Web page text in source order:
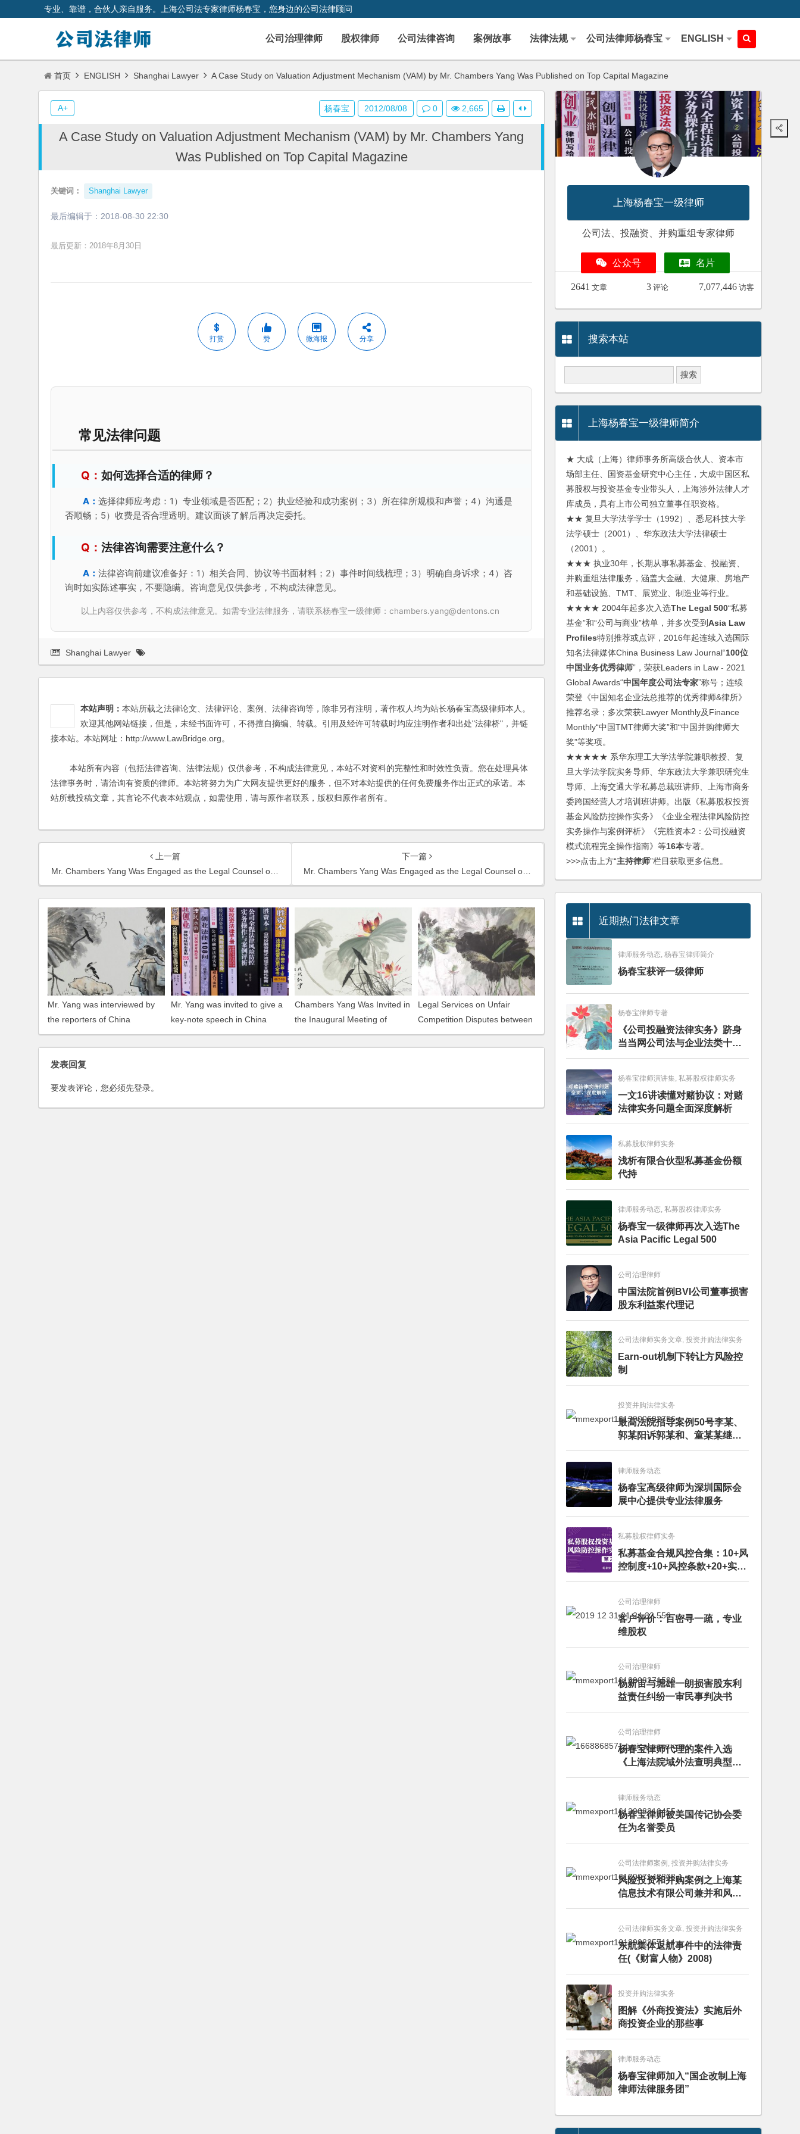
专业、靠谱，合伙人亲自服务。上海公司法专家律师杨春宝，您身边的公司法律顾问
公司治理律师 股权律师 公司法律咨询 案例故事 法律法规 公司法律师杨春宝 ENGLISH
首页 ENGLISH Shanghai Lawyer A Case Study on Valuation Adjustment Mechanism (VAM) by Mr. Chambers Yang Was Published on Top Capital Magazine
A Case Study on Valuation Adjustment Mechanism (VAM) by Mr. Chambers Yang
Was Published on Top Capital Magazine
关键词： Shanghai Lawyer
最后编辑于： 2018-08-30 22:30
最后更新：2018年8月30日
打赏 赞 微海报 分享
常见法律问题
如何选择合适的律师？
选择律师应考虑：1）专业领域是否匹配；2）执业经验和成功案例；3）所在律所规模和声誉；4）沟通是
否顺畅；5）收费是否合理透明。建议面谈了解后再决定委托。
法律咨询需要注意什么？
法律咨询前建议准备好：1）相关合同、协议等书面材料；2）事件时间线梳理；3）明确自身诉求；4）咨
询时如实陈述事实，不要隐瞒。咨询意见仅供参考，不构成法律意见。
以上内容仅供参考，不构成法律意见。如需专业法律服务，请联系杨春宝一级律师：chambers.yang@dentons.cn
杨春宝 2012/08/08 0 2,665
A+
Shanghai Lawyer
本站声明： 本站所载之法律论文、法律评论、案例、法律咨询等，除非另有注明，著作权人均为站长杨春宝高级律师本人。
欢迎其他网站链接，但是，未经书面许可，不得擅自摘编、转载。引用及经许可转载时均应注明作者和出处"法律桥"，并链
接本站。本站网址：http://www.LawBridge.org。
本站所有内容（包括法律咨询、法律法规）仅供参考，不构成法律意见，本站不对资料的完整性和时效性负责。您在处理具体
法律事务时，请洽询有资质的律师。本站将努力为广大网友提供更好的服务，但不对本站提供的任何免费服务作出正式的承诺。本
站所载投稿文章，其言论不代表本站观点，如需使用，请与原作者联系，版权归原作者所有。
上一篇
Mr. Chambers Yang Was Engaged as the Legal Counsel of Qiang Guan Group and Li Jin Company
下一篇
Mr. Chambers Yang Was Engaged as the Legal Counsel of VNU Exhibitions Asia
Mr. Yang was interviewed by
the reporters of China
Business Network Daily, on the
issues of abuse of intellectual
property and anti-monopoly
Mr. Yang was invited to give a
key-note speech in China
Food and Beverage Summit
Chambers Yang Was Invited in
the Inaugural Meeting of
Shanghai Financial
Performance Appraisal
Legal Services on Unfair
Competition Disputes between
Shinco and Thakral
发表回复
要发表评论，您必须先登录。
上海杨春宝一级律师
公司法、投融资、并购重组专家律师
公众号 名片
2641 文章 3 评论 7,077,446 访客
搜索本站
上海杨春宝一级律师简介
★ 大成（上海）律师事务所高级合伙人、资本市
场部主任、国资基金研究中心主任，大成中国区私
募股权与投资基金专业带头人，上海涉外法律人才
库成员，具有上市公司独立董事任职资格。
★★ 复旦大学法学学士（1992）、悉尼科技大学
法学硕士（2001）、华东政法大学法律硕士
（2001）。
★★★ 执业30年，长期从事私募基金、投融资、
并购重组法律服务，涵盖大金融、大健康、房地产
和基础设施、TMT、展览业、制造业等行业。
★★★★ 2004年起多次入选The Legal 500“私募
基金”和“公司与商业”榜单，并多次受到Asia Law
Profiles特别推荐或点评，2016年起连续入选国际
知名法律媒体China Business Law Journal“100位
中国业务优秀律师”，荣获Leaders in Law - 2021
Global Awards“中国年度公司法专家”称号；连续
荣登《中国知名企业法总推荐的优秀律师&律所》
推荐名录；多次荣获Lawyer Monthly及Finance
Monthly“中国TMT律师大奖”和“中国并购律师大
奖”等奖项。
★★★★★ 系华东理工大学法学院兼职教授、复
旦大学法学院实务导师、华东政法大学兼职研究生
导师、上海交通大学私募总裁班讲师、上海市商务
委跨国经营人才培训班讲师。出版《私募股权投资
基金风险防控操作实务》《企业全程法律风险防控
实务操作与案例评析》《完胜资本2：公司投融资
模式流程完全操作指南》等16本专著。
>>>点击上方“主持律师”栏目获取更多信息。
近期热门法律文章
律师服务动态, 杨春宝律师简介
杨春宝获评一级律师
杨春宝律师专著
《公司投融资法律实务》跻身
当当网公司法与企业法类十大
畅销图书榜
杨春宝律师演讲集, 私募股权律师实务
一文16讲读懂对赌协议：对赌
法律实务问题全面深度解析
私募股权律师实务
浅析有限合伙型私募基金份额
代持
律师服务动态, 私募股权律师实务
杨春宝一级律师再次入选The
Asia Pacific Legal 500
公司治理律师
中国法院首例BVI公司董事损害
股东利益案代理记
公司法律师实务文章, 投资并购法律实务
Earn-out机制下转让方风险控
制
投资并购法律实务
最高法院指导案例50号李某、
郭某阳诉郭某和、童某某继承
纠纷案
律师服务动态
杨春宝高级律师为深圳国际会
展中心提供专业法律服务
私募股权律师实务
私募基金合规风控合集：10+风
控制度+10+风控条款+20+实务
文章+每月动态
公司治理律师
客户评价：百密寻一疏，专业
维股权
公司治理律师
杨新宙与堀雄一朗损害股东利
益责任纠纷一审民事判决书
公司治理律师
杨春宝律师代理的案件入选
《上海法院域外法查明典型案
例》
律师服务动态
杨春宝律师被美国传记协会委
任为名誉委员
公司法律师案例, 投资并购法律实务
风险投资和并购案例之上海某
信息技术有限公司兼并和风险
投资服务
公司法律师实务文章, 投资并购法律实务
东航集体返航事件中的法律责
任(《财富人物》2008)
投资并购法律实务
图解《外商投资法》实施后外
商投资企业的那些事
律师服务动态
杨春宝律师加入“国企改制上海
律师法律服务团”